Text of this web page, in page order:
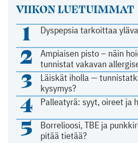
VIIKON LUETUIMMAT
1 Dyspepsia tarkoittaa
2
Ampiaisen pisto – näin
tunnistat vakavan
3
Läiskät iholla —
kysymys?
4 Palleatyrä: syyt, oireet ja
5
Borrelioosi, TBE ja
pitää tietää?